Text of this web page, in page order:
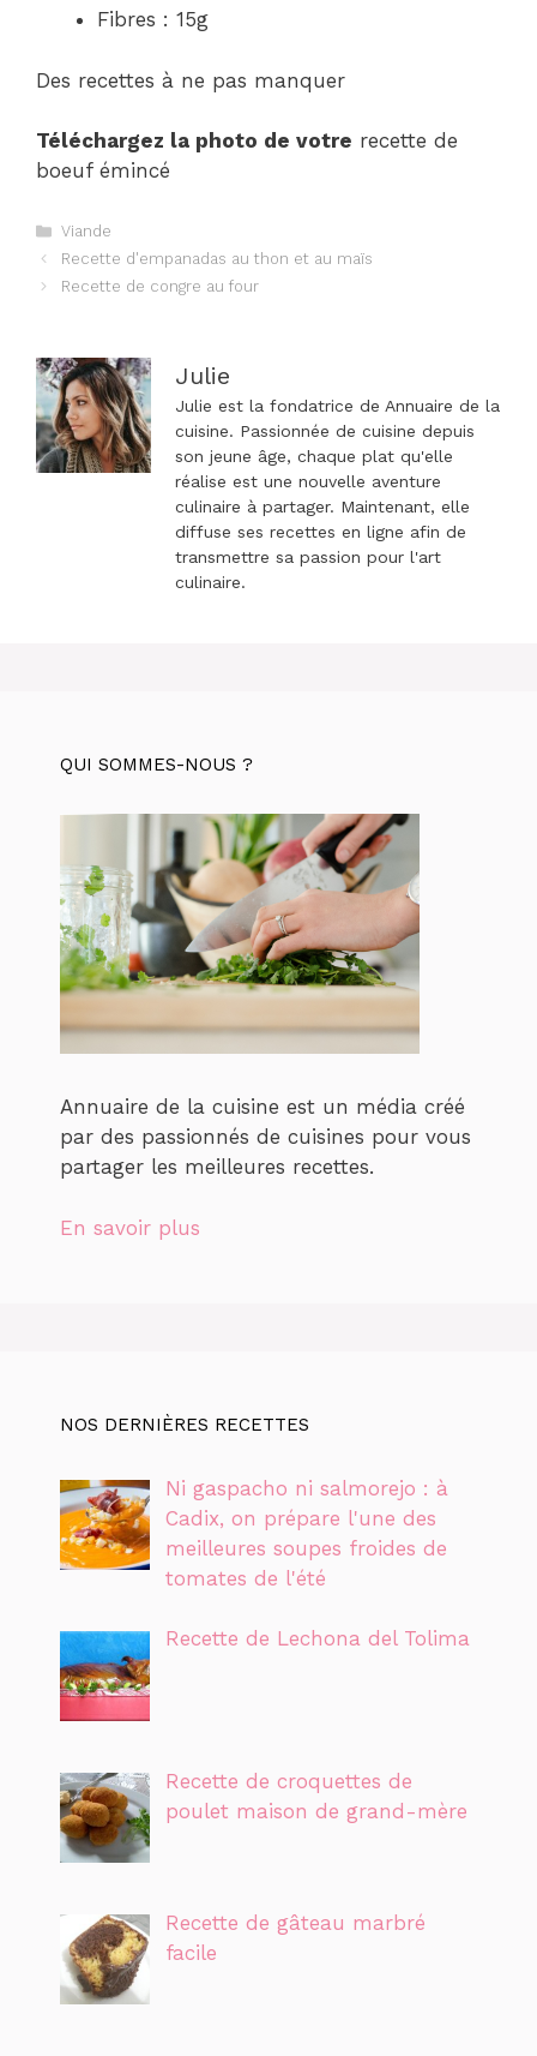
Fibres : 15g
Des recettes à ne pas manquer
Téléchargez la photo de votre recette de
boeuf émincé
Catégories
Viande
Navigation
des
Recette d'empanadas au thon et au maïs
Recette de congre au four
Julie
Julie est la fondatrice de Annuaire de la
cuisine. Passionnée de cuisine depuis
son jeune âge, chaque plat qu'elle
réalise est une nouvelle aventure
culinaire à partager. Maintenant, elle
diffuse ses recettes en ligne afin de
transmettre sa passion pour l'art
culinaire.
QUI SOMMES-NOUS ?
Annuaire de la cuisine est un média créé
par des passionnés de cuisines pour vous
partager les meilleures recettes.
En savoir plus
NOS DERNIÈRES RECETTES
Ni gaspacho ni salmorejo : à
Cadix, on prépare l'une des
meilleures soupes froides de
tomates de l'été
Recette de Lechona del Tolima
Recette de croquettes de
poulet maison de grand-mère
Recette de gâteau marbré
facile